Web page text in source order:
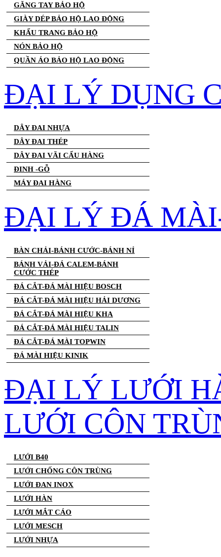
GĂNG TAY BẢO HỘ
GIÀY DÉP BẢO HỘ LAO ĐỘNG
KHẨU TRANG BẢO HỘ
NÓN BẢO HỘ
QUẦN ÁO BẢO HỘ LAO ĐỘNG
ĐẠI LÝ DỤNG
DÂY ĐAI NHỰA
DÂY ĐAI THÉP
DÂY ĐAI VÃI CẨU HÀNG
ĐINH -GỖ
MÁY ĐAI HÀNG
ĐẠI LÝ ĐÁ
BÀN CHẢI-BÁNH CƯỚC-BÁNH NỈ
BÁNH VẢI-ĐÁ CALEM-BÁNH
CƯỚC THÉP
ĐÁ CẮT-ĐÁ MÀI HIỆU BOSCH
ĐÁ CẮT-ĐÁ MÀI HIỆU HẢI DƯƠNG
ĐÁ CẮT-ĐÁ MÀI HIỆU KHA
ĐÁ CẮT-ĐÁ MÀI HIỆU TALIN
ĐÁ CẮT-ĐÁ MÀI TOPWIN
ĐÁ MÀI HIỆU KINIK
ĐẠI LÝ LƯỚI
LƯỚI CÔN
LƯỚI B40
LƯỚI CHỐNG CÔN TRÙNG
LƯỚI ĐAN INOX
LƯỚI HÀN
LƯỚI MẮT CÁO
LƯỚI MESCH
LƯỚI NHỰA